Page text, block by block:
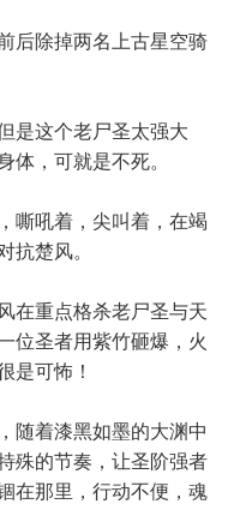
后除掉两名上古星空骑
是这个老尸圣太强大
体，可就是不死。
嘶吼着，尖叫着，在竭
抗楚风。
在重点格杀老尸圣与天
位圣者用紫竹砸爆，火
是可怖！
随着漆黑如墨的大渊中
殊的节奏，让圣阶强者
在那里，行动不便，魂